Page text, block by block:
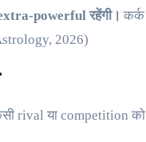
powerful रहेंगी।
2026)
rival या competition